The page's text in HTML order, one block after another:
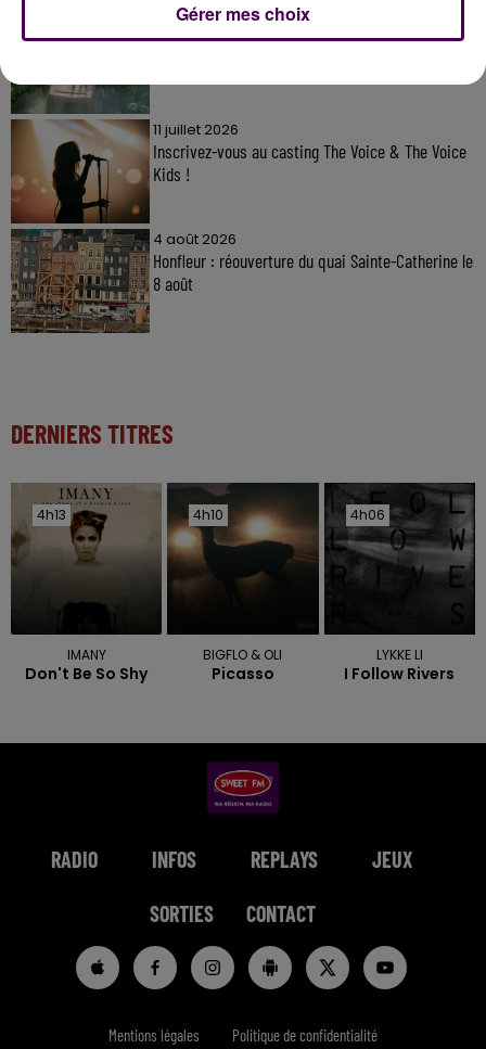
31 juillet 2026
Gagnez vos entrées à Terra Botanica !
11 juillet 2026
Inscrivez-vous au casting The Voice & The Voice
Kids !
4 août 2026
Honfleur : réouverture du quai Sainte-Catherine le
8 août
DERNIERS TITRES
4h13
4h13
IMANY
Don't Be So Shy
4h10
4h10
BIGFLO & OLI
Picasso
4h06
4h06
LYKKE LI
I Follow Rivers
RADIO INFOS REPLAYS JEUX
SORTIES CONTACT
Mentions légales Politique de confidentialité
Gérer mes choix